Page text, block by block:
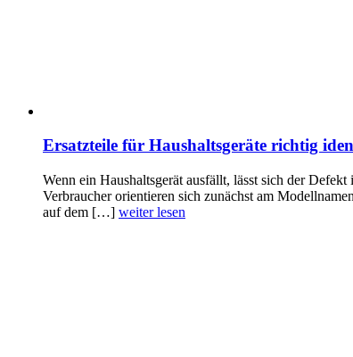
Ersatzteile für Haushaltsgeräte richtig
Wenn ein Haushaltsgerät ausfällt, lässt sich der
Verbraucher orientieren sich zunächst am
auf dem […] weiter lesen